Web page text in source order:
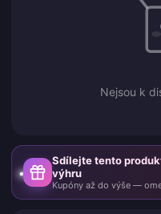
Nejsou k
Sdílejte tento
výhru
Kupóny až